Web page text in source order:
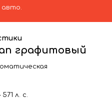
авто.
графитовый
л. с.